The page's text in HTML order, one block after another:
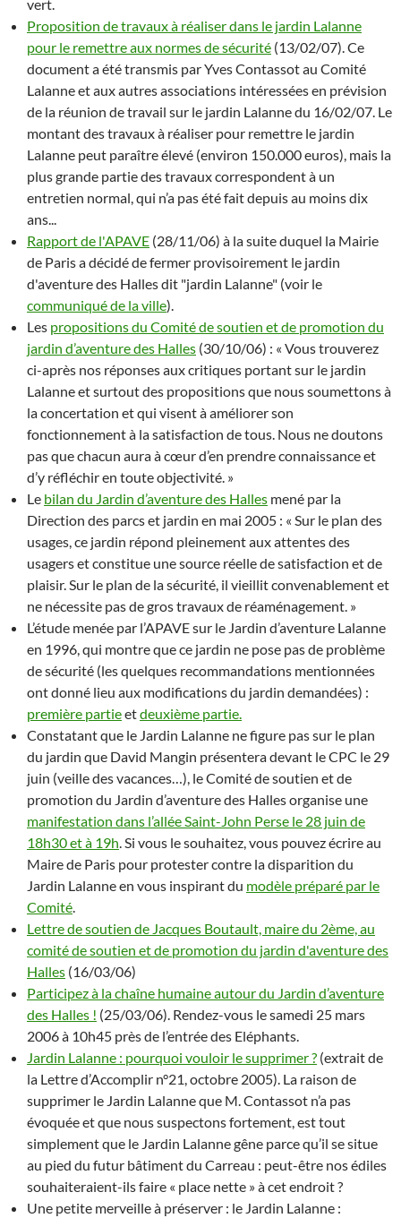
vert.
Proposition de travaux à réaliser dans le jardin Lalanne
pour le remettre aux normes de sécurité (13/02/07). Ce
document a été transmis par Yves Contassot au Comité
Lalanne et aux autres associations intéressées en prévision
de la réunion de travail sur le jardin Lalanne du 16/02/07. Le
montant des travaux à réaliser pour remettre le jardin
Lalanne peut paraître élevé (environ 150.000 euros), mais la
plus grande partie des travaux correspondent à un
entretien normal, qui n’a pas été fait depuis au moins dix
ans...
Rapport de l'APAVE (28/11/06) à la suite duquel la Mairie
de Paris a décidé de fermer provisoirement le jardin
d'aventure des Halles dit "jardin Lalanne" (voir le
communiqué de la ville).
Les propositions du Comité de soutien et de promotion du
jardin d’aventure des Halles (30/10/06) : « Vous trouverez
ci-après nos réponses aux critiques portant sur le jardin
Lalanne et surtout des propositions que nous soumettons à
la concertation et qui visent à améliorer son
fonctionnement à la satisfaction de tous. Nous ne doutons
pas que chacun aura à cœur d’en prendre connaissance et
d’y réfléchir en toute objectivité. »
Le bilan du Jardin d’aventure des Halles mené par la
Direction des parcs et jardin en mai 2005 : « Sur le plan des
usages, ce jardin répond pleinement aux attentes des
usagers et constitue une source réelle de satisfaction et de
plaisir. Sur le plan de la sécurité, il vieillit convenablement et
ne nécessite pas de gros travaux de réaménagement. »
L’étude menée par l’APAVE sur le Jardin d’aventure Lalanne
en 1996, qui montre que ce jardin ne pose pas de problème
de sécurité (les quelques recommandations mentionnées
ont donné lieu aux modifications du jardin demandées) :
première partieetdeuxième partie.
Constatant que le Jardin Lalanne ne figure pas sur le plan
du jardin que David Mangin présentera devant le CPC le 29
juin (veille des vacances…), le Comité de soutien et de
promotion du Jardin d’aventure des Halles organise une
manifestation dans l’allée Saint-John Perse le 28 juin de
18h30 et à 19h. Si vous le souhaitez, vous pouvez écrire au
Maire de Paris pour protester contre la disparition du
Jardin Lalanne en vous inspirant du modèle préparé par le
Comité.
Lettre de soutien de Jacques Boutault, maire du 2ème, au
comité de soutien et de promotion du jardin d'aventure des
Halles (16/03/06)
Participez à la chaîne humaine autour du Jardin d’aventure
des Halles ! (25/03/06). Rendez-vous le samedi 25 mars
2006 à 10h45 près de l’entrée des Eléphants.
Jardin Lalanne : pourquoi vouloir le supprimer ? (extrait de
la Lettre d’Accomplir n°21, octobre 2005). La raison de
supprimer le Jardin Lalanne que M. Contassot n’a pas
évoquée et que nous suspectons fortement, est tout
simplement que le Jardin Lalanne gêne parce qu’il se situe
au pied du futur bâtiment du Carreau : peut-être nos édiles
souhaiteraient-ils faire « place nette » à cet endroit ?
Une petite merveille à préserver : le Jardin Lalanne :